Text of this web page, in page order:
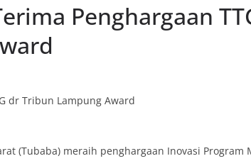
Penghargaan
dr Tribun Lampung Award
(Tubaba) meraih penghargaan Inovasi Program